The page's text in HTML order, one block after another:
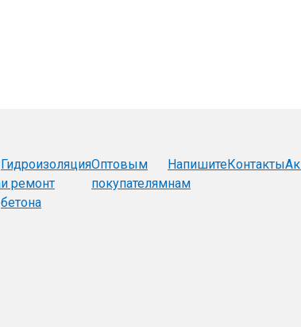
Гидроизоляция
и ремонт
бетона
Оптовым
покупателям
Напишите
нам
Контакты